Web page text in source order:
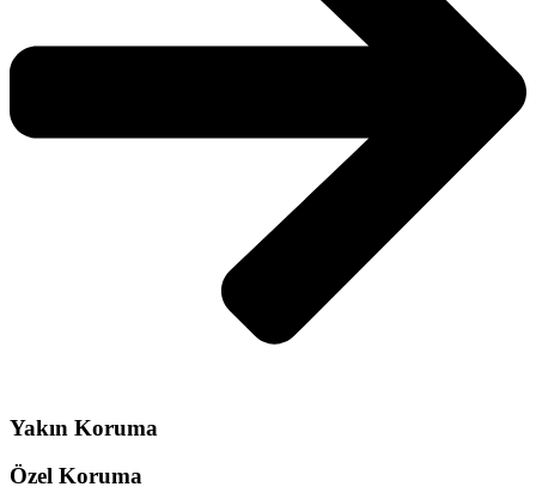
Yakın Koruma
Özel Koruma